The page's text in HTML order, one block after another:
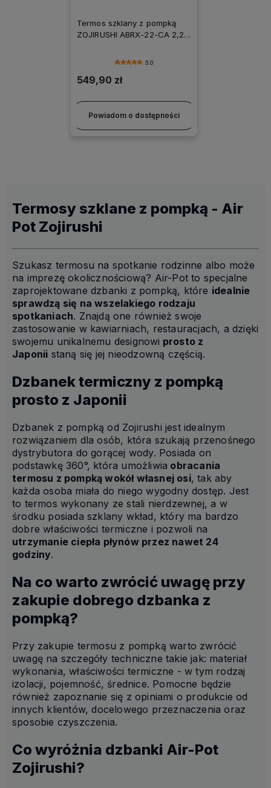
Termos szklany z pompką
ZOJIRUSHI ABRX-22-CA 2,2 L
5.0
549,90 zł
Powiadom o dostępności
Termosy szklane z pompką - Air
Pot Zojirushi
Szukasz termosu na spotkanie rodzinne albo może
na imprezę okolicznościową? Air-Pot to specjalne
zaprojektowane dzbanki z pompką, które idealnie
sprawdzą się na wszelakiego rodzaju
spotkaniach. Znajdą one również swoje
zastosowanie w kawiarniach, restauracjach, a dzięki
swojemu unikalnemu designowi prosto z
Japonii staną się jej nieodzowną częścią.
Dzbanek termiczny z pompką
prosto z Japonii
Dzbanek z pompką od Zojirushi jest idealnym
rozwiązaniem dla osób, która szukają przenośnego
dystrybutora do gorącej wody. Posiada on
podstawkę 360°, która umożliwia obracania
termosu z pompką wokół własnej osi, tak aby
każda osoba miała do niego wygodny dostęp. Jest
to termos wykonany ze stali nierdzewnej, a w
środku posiada szklany wkład, który ma bardzo
dobre właściwości termiczne i pozwoli na
utrzymanie ciepła płynów przez nawet 24
godziny.
Na co warto zwrócić uwagę przy
zakupie dobrego dzbanka z
pompką?
Przy zakupie termosu z pompką warto zwrócić
uwagę na szczegóły techniczne takie jak: materiał
wykonania, właściwości termiczne - w tym rodzaj
izolacji, pojemność, średnice. Pomocne będzie
również zapoznanie się z opiniami o produkcie od
innych klientów, docelowego przeznaczenia oraz
sposobie czyszczenia.
Co wyróżnia dzbanki Air-Pot
Zojirushi?